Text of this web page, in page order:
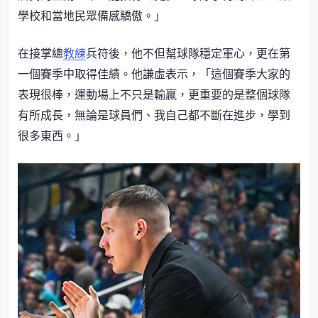
學校和當地民眾備感驕傲。」
在接掌總教練兵符後，他不但幫球隊穩定軍心，更在第
一個賽季中取得佳績。他謙虛表示，「這個賽季大家的
表現很棒，運動場上不只是輸贏，更重要的是整個球隊
有所成長，無論是球員們、我自己都不斷在進步，學到
很多東西。」